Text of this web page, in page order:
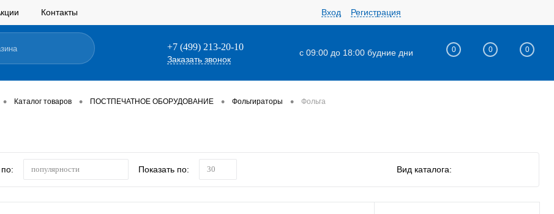
Контакты Вход Регистрация
+7 (499) 213-20-10
Заказать звонок
с 09:00 до 18:00 будние дни 0 0 0
• Каталог товаров • ПОСТПЕЧАТНОЕ ОБОРУДОВАНИЕ • Фольгираторы • Фольга
популярности Показать по: 30 Вид каталога: